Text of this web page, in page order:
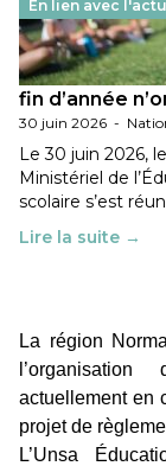
En lien avec
Les décisions
fin d’année
30 juin 2026 -
Le 30 juin 2026,
Ministériel de
scolaire s’est
Lire la suite →
La région
actuellement en
projet de
L’Unsa